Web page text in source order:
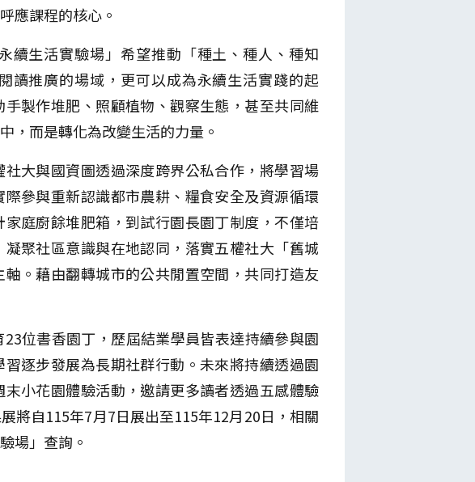
應課程的核心。
續生活實驗場」希望推動「種土、種人、種知
讀推廣的場域，更可以成為永續生活實踐的起
製作堆肥、照顧植物、觀察生態，甚至共同維
，而是轉化為改變生活的力量。
大與國資圖透過深度跨界公私合作，將學習場
參與重新認識都市農耕、糧食安全及資源循環
庭廚餘堆肥箱，到試行園長園丁制度，不僅培
聚社區意識與在地認同，落實五權社大「舊城
。藉由翻轉城市的公共閒置空間，共同打造友
位書香園丁，歷屆結業學員皆表達持續參與園
逐步發展為長期社群行動。未來將持續透過園
小花園體驗活動，邀請更多讀者透過五感體驗
將自115年7月7日展出至115年12月20日，相關
場」查詢。